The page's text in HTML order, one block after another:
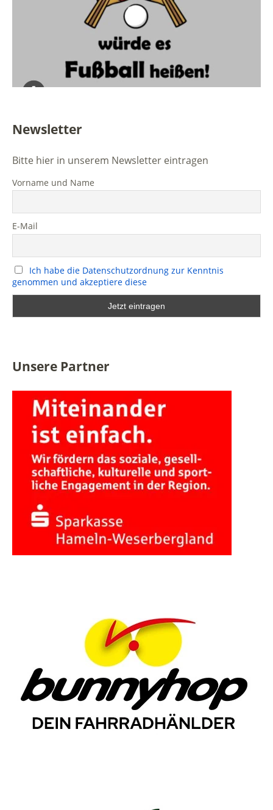
Newsletter
Bitte hier in unserem Newsletter eintragen
Vorname und Name
E-Mail
Ich habe die Datenschutzordnung zur Kenntnis
genommen und akzeptiere diese
Unsere Partner